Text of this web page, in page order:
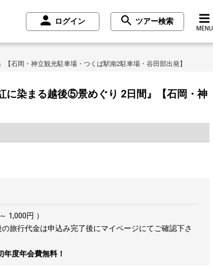
ログイン ツアー検索
MENU
石岡・神立観光駐車場・つくば駅南2駐車場・谷田部出発】
に染まる越後⑤景めぐり 2日間』【石岡・神
1,000円 ）
旅行代金は申込み完了後にマイページにてご確認下さ
度年会費無料！